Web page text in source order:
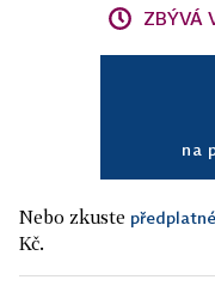
ZBÝVÁ
na
Nebo zkuste
Kč.